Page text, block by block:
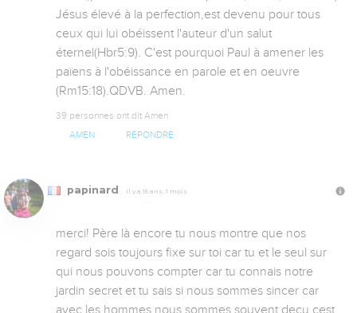
Jésus élevé à la perfection,est devenu pour tous
ceux qui lui obéissent l'auteur d'un salut
éternel(Hbr5:9). C'est pourquoi Paul à amener les
païens à l'obéissance en parole et en oeuvre
(Rm15:18).QDVB. Amen.
39 personnes ont dit Amen
AMEN RÉPONDRE
papinard Il y a 15 ans, 1 mois
merci! Père là encore tu nous montre que nos
regard sois toujours fixe sur toi car tu et le seul sur
qui nous pouvons compter car tu connais notre
jardin secret et tu sais si nous sommes sincer car
avec les hommes nous sommes souvent decu cest